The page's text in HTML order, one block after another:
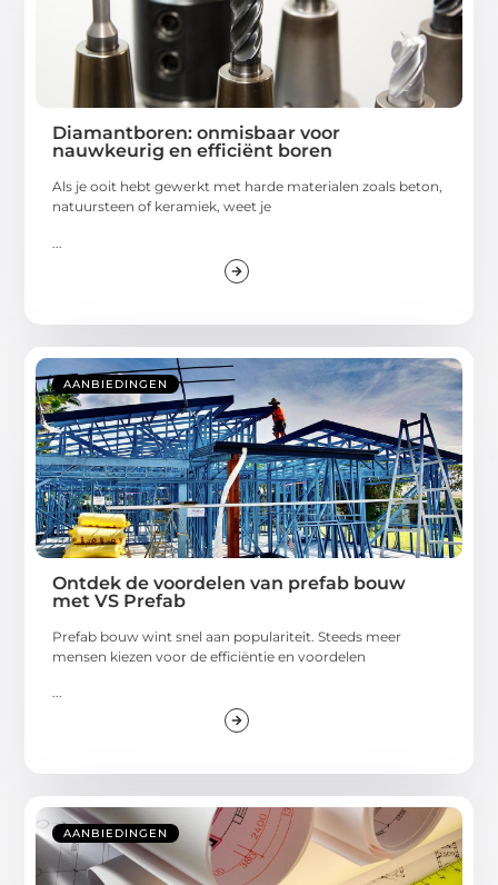
Diamantboren: onmisbaar voor
nauwkeurig en efficiënt boren
Als je ooit hebt gewerkt met harde materialen zoals beton,
natuursteen of keramiek, weet je
AANBIEDINGEN
Ontdek de voordelen van prefab bouw
met VS Prefab
Prefab bouw wint snel aan populariteit. Steeds meer
mensen kiezen voor de efficiëntie en voordelen
...
AANBIEDINGEN